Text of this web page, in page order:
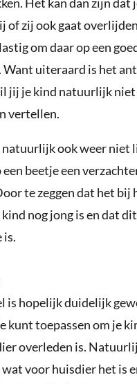
of zij ook gaat
om daar op een
Want uiteraard is het
jij je kind natuurlijk niet
vertellen.
ook weer niet
beetje een
te zeggen dat het bij
nog jong is en dat
is.
is hopelijk duidelijk
kunt toepassen om je
overleden is.
voor huisdier het is